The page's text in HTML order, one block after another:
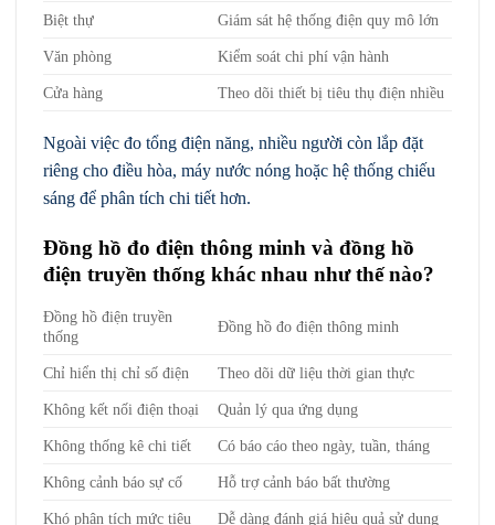
Biệt thự Giám sát hệ thống điện quy mô lớn
Văn phòng Kiểm soát chi phí vận hành
Cửa hàng Theo dõi thiết bị tiêu thụ điện nhiều
Ngoài việc đo tổng điện năng, nhiều người còn lắp đặt
riêng cho điều hòa, máy nước nóng hoặc hệ thống chiếu
sáng để phân tích chi tiết hơn.
Đồng hồ đo điện thông minh và đồng hồ
điện truyền thống khác nhau như thế nào?
Đồng hồ điện truyền
thống
Đồng hồ đo điện thông minh
Chỉ hiển thị chỉ số điện Theo dõi dữ liệu thời gian thực
Không kết nối điện thoại Quản lý qua ứng dụng
Không thống kê chi tiết Có báo cáo theo ngày, tuần, tháng
Không cảnh báo sự cố Hỗ trợ cảnh báo bất thường
Khó phân tích mức tiêu
Dễ dàng đánh giá hiệu quả sử dụng